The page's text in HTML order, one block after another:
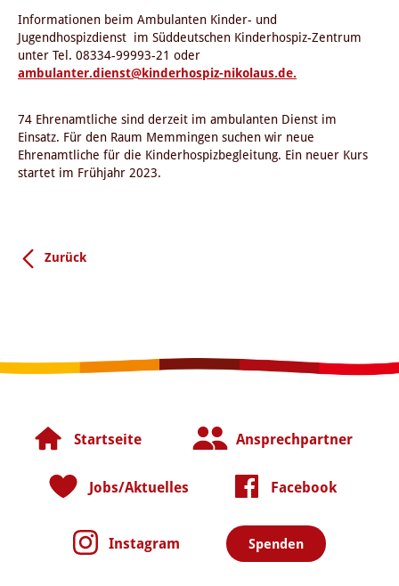
Informationen beim Ambulanten Kinder- und
Jugendhospizdienst im Süddeutschen Kinderhospiz-Zentrum
unter Tel. 08334-99993-21 oder
ambulanter.dienst@kinderhospiz-nikolaus.de.
74 Ehrenamtliche sind derzeit im ambulanten Dienst im
Einsatz. Für den Raum Memmingen suchen wir neue
Ehrenamtliche für die Kinderhospizbegleitung. Ein neuer Kurs
startet im Frühjahr 2023.
Zurück
Startseite Ansprechpartner
Jobs/Aktuelles Facebook
Instagram Spenden